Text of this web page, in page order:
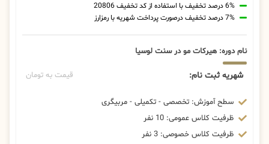
6% درصد تخفیف با استفاده از کد تخفیف 20806
7% درصد تخفیف درصورت پرداخت شهریه با رمزارز
نام دوره: هیرکات مو در سنت لوسیا
شهریه ثبت نام: قیمت به تومان
سطح آموزش: تخصصی - تکمیلی - مربیگری
ظرفیت کلاس عمومی: 10 نفر
ظرفیت کلاس خصوصی: 3 نفر